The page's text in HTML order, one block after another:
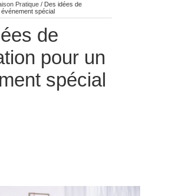
Pratique/ Des idées de
spécial
de
pour un
spécial